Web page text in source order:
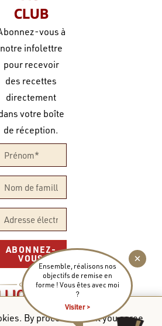
Ensemble, réalisons nos
objectifs de remise en
forme ! Vous êtes avec moi
?
Visiter >
CLUB
vous à
notre infolettre
pour recevoir
des recettes
directement
votre boîte
de réception.
ABONNEZ-
VOUS
CANADIENNE
By proceeding to it you agree